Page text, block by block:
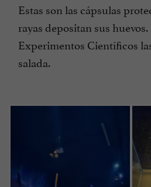
Estas son las cápsulas
rayas depositan sus
Experimentos Científicos
salada.